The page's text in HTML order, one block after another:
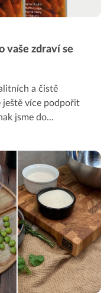
vaše zdraví se
a čistě
více podpořit
jsme do...